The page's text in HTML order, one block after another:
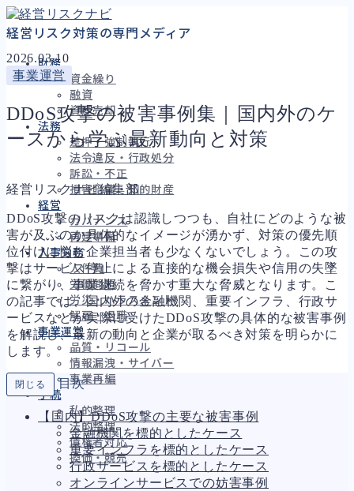
経営リスク対策の専門メディア
財務
資金繰り
融資
資産売却
法務
差押・強制執行
法令違反・行政処分
訴訟・不正
損害賠償・知的財産
経営
ガバナンス
再建準備
人事労務
人件費
労働問題
労災・ハラスメント
解雇・退職
事業運営
品質・リコール
情報漏洩・サイバー
事業再編
手続
私的整理
法的整理
債権者対応
換価・競売
2026.03.10
事業運営
DDoS攻撃の被害事例集｜国内外のケ
ースから学ぶ最新動向と対策
経営リスクナビ編集部
DDoS攻撃のリスクは認識しつつも、自社にどのような被
害が及ぶのか具体的なイメージが湧かず、対策の優先順
位付けに悩む企業担当者も少なくないでしょう。この攻
撃はサービス停止による直接的な機会損失や信用の失墜
に繋がり、事業継続を脅かす重大な脅威となります。こ
の記事では、国内外の金融機関、重要インフラ、行政サ
ービスなどが実際に受けたDDoS攻撃の具体的な被害事例
を解説し、最新の動向と企業が取るべき対策を明らかに
します。
閉じる 目次
【国内】DDoS攻撃の主要な被害事例
金融機関を標的としたケース
重要インフラを標的としたケース
行政サービスを標的としたケース
オンラインサービスでの妨害事例